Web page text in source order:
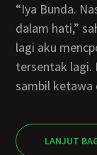
“Iya Bunda. Nasehat Bunda akan aku camkan di
dalam hati,”
lagi aku
tersentak lagi.
sambil ketawa
LANJUT